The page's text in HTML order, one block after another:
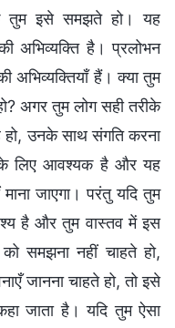
तुम इसे समझते हो। यह
अभिव्यक्ति है। प्रलोभन
अभिव्यक्तियाँ हैं। क्या तुम
अगर तुम लोग सही तरीके
उनके साथ संगति करना
के लिए आवश्यक है और यह
जाएगा। परंतु यदि तुम
है और तुम वास्तव में इस
समझना नहीं चाहते हो,
जानना चाहते हो, तो इसे
जाता है। यदि तुम ऐसा